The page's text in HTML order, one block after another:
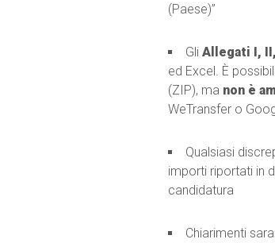
(Paese)”
Gli Allegati I,
ed Excel. È
(ZIP), ma non è
WeTransfer o
Qualsiasi
importi riportati in
candidatura
Chiarimenti